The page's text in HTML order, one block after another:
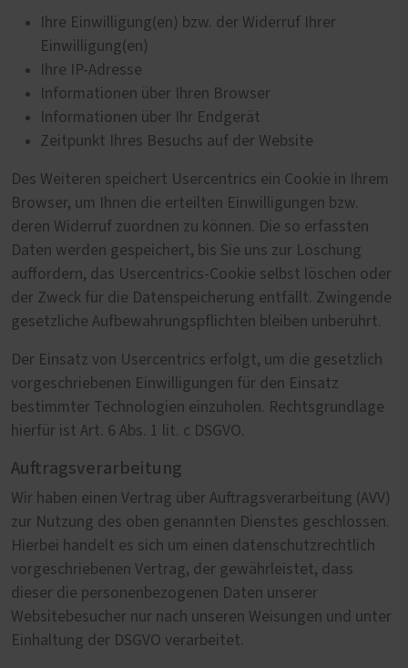
Ihre Einwilligung(en) bzw. der Widerruf Ihrer
Einwilligung(en)
Ihre IP-Adresse
Informationen über Ihren Browser
Informationen über Ihr Endgerät
Zeitpunkt Ihres Besuchs auf der Website
Des Weiteren speichert Usercentrics ein Cookie in Ihrem
Browser, um Ihnen die erteilten Einwilligungen bzw.
deren Widerruf zuordnen zu können. Die so erfassten
Daten werden gespeichert, bis Sie uns zur Löschung
auffordern, das Usercentrics-Cookie selbst löschen oder
der Zweck für die Datenspeicherung entfällt. Zwingende
gesetzliche Aufbewahrungspflichten bleiben unberührt.
Der Einsatz von Usercentrics erfolgt, um die gesetzlich
vorgeschriebenen Einwilligungen für den Einsatz
bestimmter Technologien einzuholen. Rechtsgrundlage
hierfür ist Art. 6 Abs. 1 lit. c DSGVO.
Auftragsverarbeitung
Wir haben einen Vertrag über Auftragsverarbeitung (AVV)
zur Nutzung des oben genannten Dienstes geschlossen.
Hierbei handelt es sich um einen datenschutzrechtlich
vorgeschriebenen Vertrag, der gewährleistet, dass
dieser die personenbezogenen Daten unserer
Websitebesucher nur nach unseren Weisungen und unter
Einhaltung der DSGVO verarbeitet.